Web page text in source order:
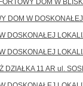
DOM W
DOM W
DOSKONAŁEJ
DOSKONAŁEJ
DZIAŁKA 11 AR ul.